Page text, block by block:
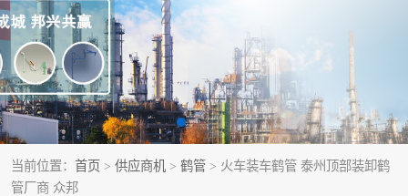
当前位置： 首页 > 供应商机 > 鹤管 > 火车装车鹤管 泰州顶部装卸鹤
管厂商 众邦
鹤管 顶部装卸鹤管
底部装卸鹤管 LNG低温鹤管
液氨鹤管 液化气鹤管
鹤管配件 活动梯栈台